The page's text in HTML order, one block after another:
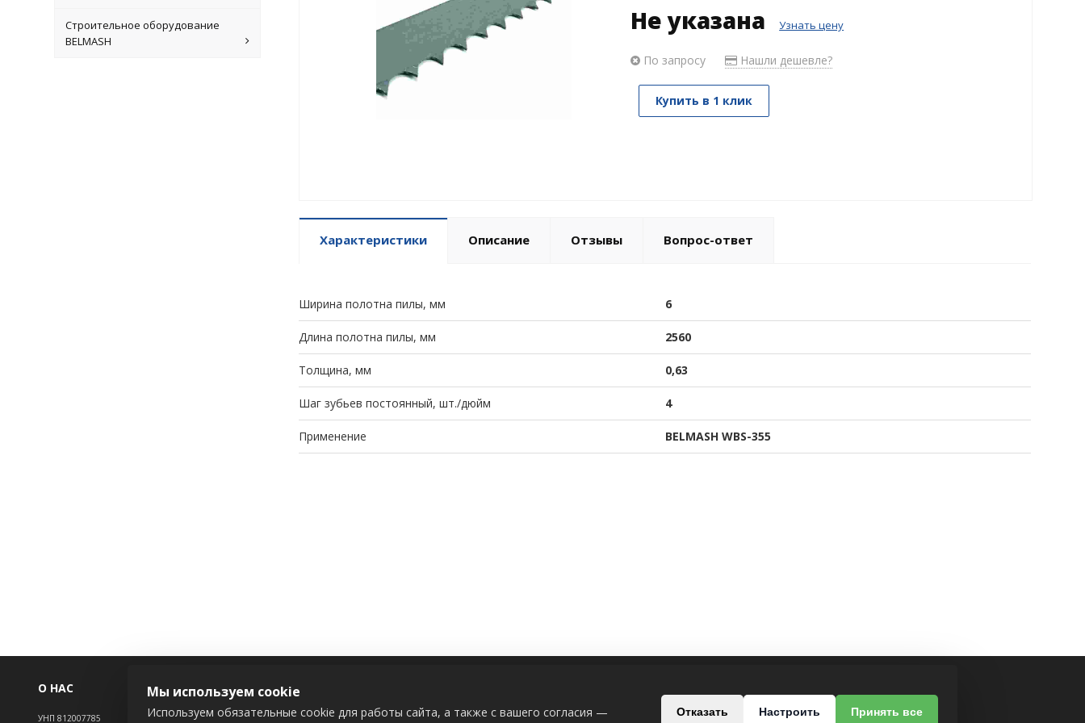
Строительное оборудование
BELMASH
Не указана Узнать цену
По запросу Нашли дешевле?
Купить в 1 клик
Характеристики Описание Отзывы Вопрос-ответ
Ширина полотна пилы, мм 6
Длина полотна пилы, мм 2560
Толщина, мм 0,63
Шаг зубьев постоянный, шт./дюйм 4
Применение BELMASH WBS-355
О НАС
УНП 812007785
ИНФОРМАЦИЯ
Новости Беларусь, Могилёв, Славгородский проезд, 37
Мы используем cookie
Используем обязательные cookie для работы сайта, а также с вашего согласия —
Отказать Настроить Принять все